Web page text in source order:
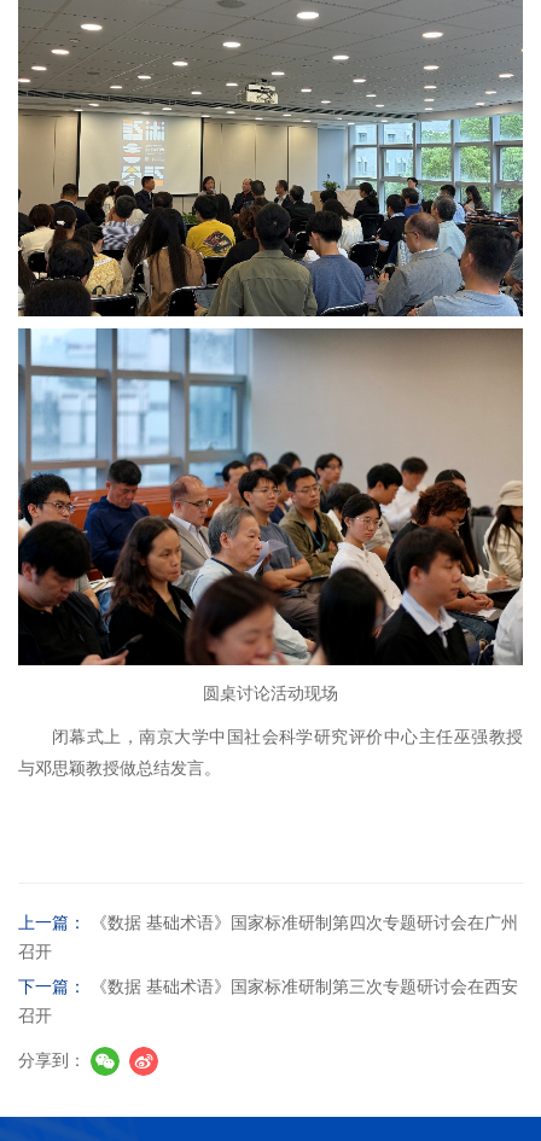
圆桌讨论活动现场
闭幕式上，南京大学中国社会科学研究评价中心主任巫强教授
与邓思颖教授做总结发言。
上一篇：
《数据 基础术语》国家标准研制第四次专题研讨会在广州
召开
下一篇：
《数据 基础术语》国家标准研制第三次专题研讨会在西安
召开
分享到：